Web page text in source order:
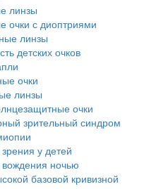
линзы
очки с диоптриями
линзы
детских очков
очки
линзы
очки
зрительный синдром
у детей
ночью
базовой кривизной